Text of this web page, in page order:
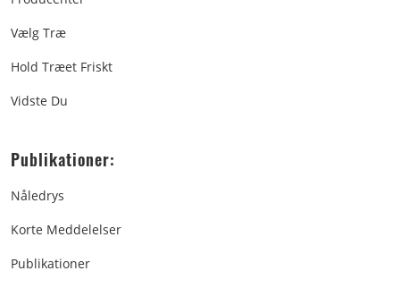
Vælg Træ
Hold Træet Friskt
Vidste Du
Publikationer:
Nåledrys
Korte Meddelelser
Publikationer